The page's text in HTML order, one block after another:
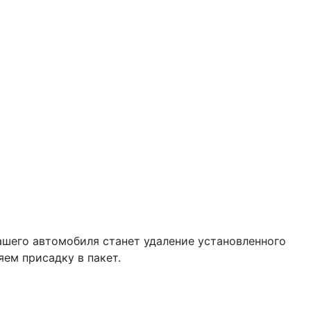
автомобиля станет удаление установленного
присадку в пакет.